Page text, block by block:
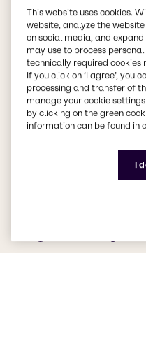
This website uses cookies.
website, analyze the
on social media, and
may use to process
technically required cookies
If you click on ’I agree’, you
processing and transfer of
manage your cookie
by clicking on the green
information can be found in
I